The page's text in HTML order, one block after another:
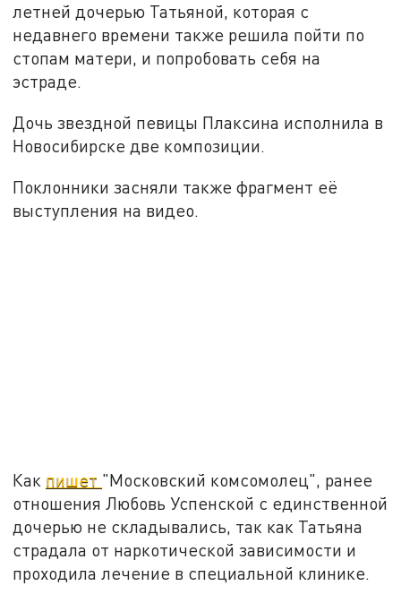
летней дочерью Татьяной, которая с
недавнего времени также решила пойти по
стопам матери, и попробовать себя на
эстраде.
Дочь звездной певицы Плаксина исполнила в
Новосибирске две композиции.
Поклонники засняли также фрагмент её
выступления на видео.
Как пишет "Московский комсомолец", ранее
отношения Любовь Успенской с единственной
дочерью не складывались, так как Татьяна
страдала от наркотической зависимости и
проходила лечение в специальной клинике.